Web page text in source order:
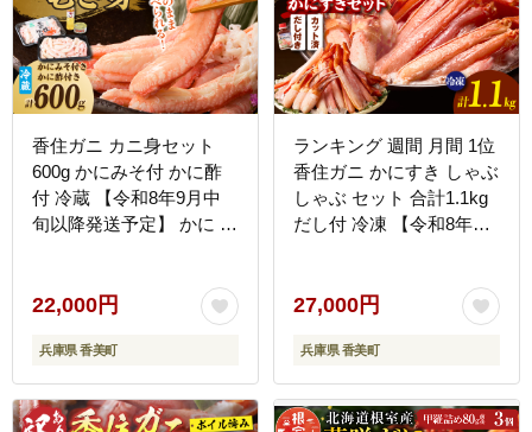
香住ガニ カニ身セット
600g かにみそ付 かに酢
付 冷蔵 【令和8年9月中
旬以降発送予定】 かに ボ
22,000円
兵庫県 香美町
ランキング 週間 月間 1位
香住ガニ かにすき しゃぶ
しゃぶ セット 合計1.1kg
だし付 冷凍 【令和8年8
27,000円
兵庫県 香美町